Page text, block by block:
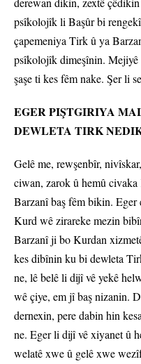
psîkolojîk li Başûr bi
çapemeniya Tirk û ya
psîkolojîk dimeşînin.
şaşe ti kes fêm nake. Şer li
EGER PIŞTGIRIYA
DEWLETA TIRK
Gelê me, rewşenbîr,
ciwan, zarok û hemû
Barzanî baş fêm bikin. Eger
Kurd wê zirareke mezin
Barzanî ji bo Kurdan
kes dibînin ku bi dewleta
ne, lê belê li dijî vê yekê
wê çiye, em jî baş nizanin.
dernexin, pere dabin hin
ne. Eger li dijî vê xiyanet û
welatê xwe û gelê xwe